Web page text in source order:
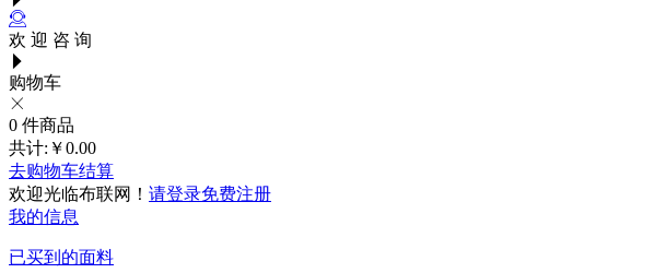
欢 迎 咨 询
购物车
0 件商品
共计: ￥0.00
去购物车结算
欢迎光临布联网！ 请登录免费注册
我的信息
已买到的面料